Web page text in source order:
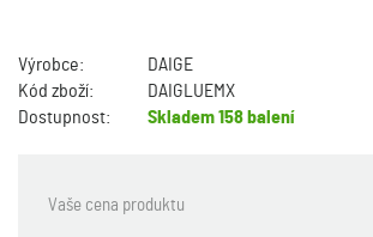
Výrobce:
DAIGE
Kód zboží:
DAIGLUEMX
Dostupnost:
Skladem158 balení
Vaše cena produktu